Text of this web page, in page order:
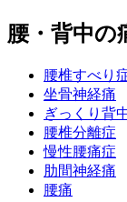
腰・背中の
腰椎すべり
坐骨神経痛
ぎっくり背
腰椎分離症
慢性腰痛症
肋間神経痛
腰痛